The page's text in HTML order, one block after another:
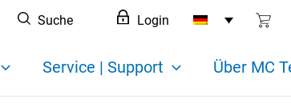
Suche Login
Service | Support Über MC